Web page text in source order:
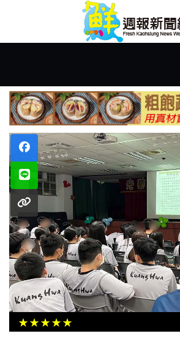
首
市
政
文
教
樂
活
居
家
生
活
★★★★★